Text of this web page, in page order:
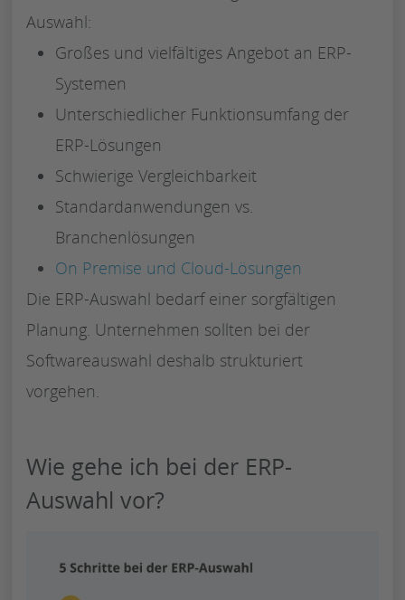
Auswahl:
Großes und vielfältiges Angebot an ERP-
Systemen
Unterschiedlicher Funktionsumfang der
ERP-Lösungen
Schwierige Vergleichbarkeit
Standardanwendungen vs.
Branchenlösungen
On Premise und Cloud-Lösungen
Die ERP-Auswahl bedarf einer sorgfältigen
Planung. Unternehmen sollten bei der
Softwareauswahl deshalb strukturiert
vorgehen.
Wie gehe ich bei der ERP-
Auswahl vor?